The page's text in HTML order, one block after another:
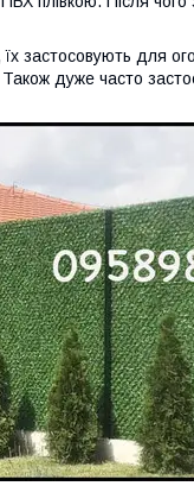
застосовують для
дуже часто